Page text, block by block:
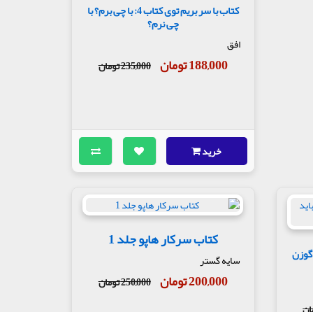
کتاب با سر بریم توی کتاب 4: با چی برم؟ با
چی نرم؟
افق
188,000 تومان 235,000 تومان
خرید
گوزن
کتاب سرکار هاپو جلد 1
سایه گستر
200,000 تومان 250,000 تومان